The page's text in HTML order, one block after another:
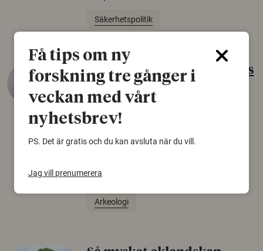
Säkerhetspolitik
Gammalt skinn var Sveriges
äldsta sko
björnfäll visar sig vara delar av en 2000 år
Norden.
Arkeologi
Få tips om ny
forskning tre gånger i
veckan med vårt
nyhetsbrev!
PS. Det är gratis och du kan avsluta när du vill.
Jag vill prenumerera